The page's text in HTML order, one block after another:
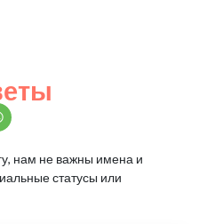
нам не важны имена и
статусы или